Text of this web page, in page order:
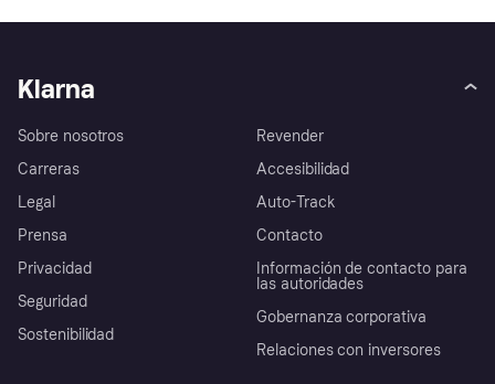
Klarna
Sobre nosotros
Carreras
Legal
Prensa
Privacidad
Seguridad
Sostenibilidad
Revender
Accesibilidad
Auto-Track
Contacto
Información de contacto para
las autoridades
Gobernanza corporativa
Relaciones con inversores